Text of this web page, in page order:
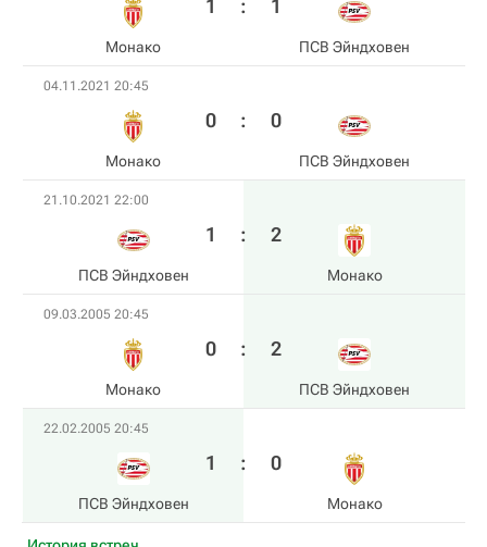
Монако
1 : 1
ПСВ Эйндховен
04.11.2021 20:45
Монако
0 : 0
ПСВ Эйндховен
21.10.2021 22:00
ПСВ Эйндховен
1 : 2
Монако
09.03.2005 20:45
Монако
0 : 2
ПСВ Эйндховен
22.02.2005 20:45
ПСВ Эйндховен
1 : 0
Монако